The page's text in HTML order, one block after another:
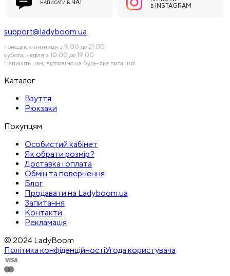
НАПИСАТИ В ЧАТ
В INSTAGRAM
support@ladyboom.ua
понеділок-пятниця з 9:00 до 21:00
субота, неділя з 10:00 до 19:00
Напишіть нам, відповімо на будь-яке питання!
Каталог
Взуття
Рюкзаки
Покупцям
Особистий кабінет
Як обрати розмір?
Доставка і оплата
Обмін та повернення
Блог
Продавати на Ladyboom.ua
Запитання
Контакти
Рекламація
© 2024 LadyBoom
Політика конфіденційностіУгода користувача